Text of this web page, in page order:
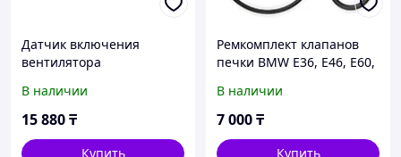
Датчик включения
вентилятора
E32 E34 E36
В наличии
15 880₸
Купить
Ремкомплект клапанов
печки BMW E36, E46, E60,
E83, Z3, E90, E70, E71
В наличии
7 000₸
Купить